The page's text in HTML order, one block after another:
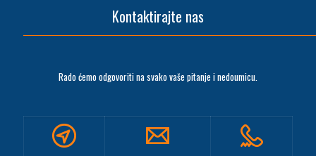
Kontaktirajte nas
Rado ćemo odgovoriti na svako vaše pitanje i nedoumicu.